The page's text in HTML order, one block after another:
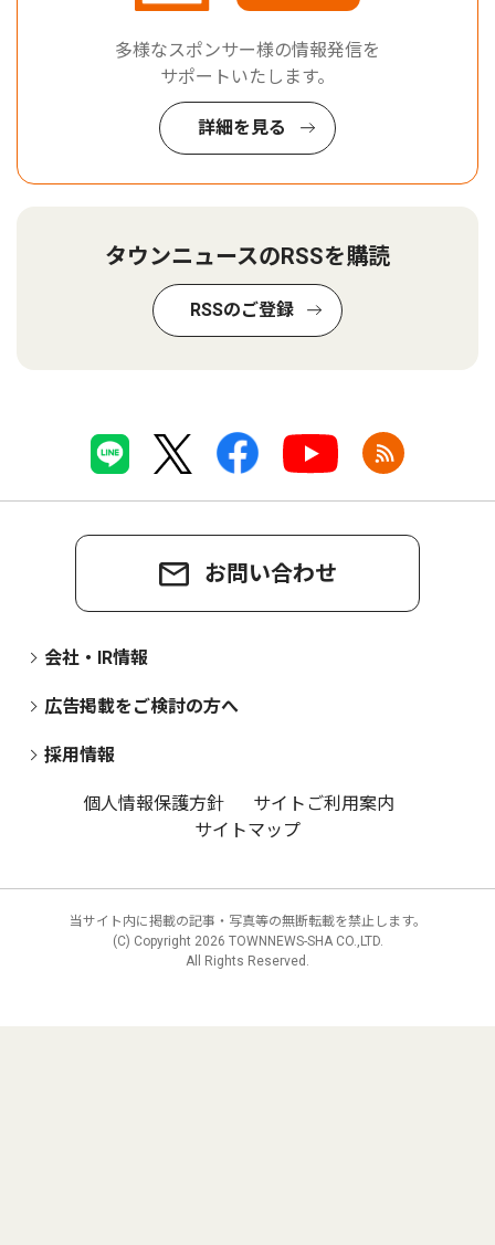
多様なスポンサー様の情報発信を
サポートいたします。
詳細を見る
タウンニュースのRSSを購読
RSSのご登録
お問い合わせ
会社・IR情報
広告掲載をご検討の方へ
採用情報
個人情報保護方針
サイトご利用案内
サイトマップ
当サイト内に掲載の記事・写真等の無断転載を禁止します。
(C) Copyright 2026 TOWNNEWS-SHA CO.,LTD.
All Rights Reserved.